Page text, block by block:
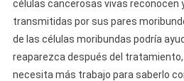
células cancerosas vivas reconocen
transmitidas por sus pares
de las células moribundas podría
reaparezca después del
necesita más trabajo para saberlo